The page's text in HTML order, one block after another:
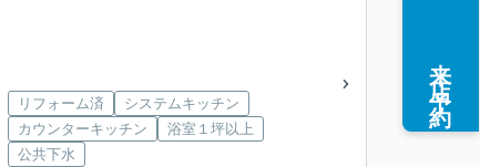
リフォーム済
システムキッチン
カウンターキッチン
浴室１坪以上
公共下水
来店予約